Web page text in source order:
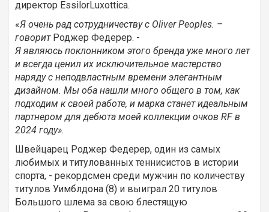
директор EssilorLuxottica.
«Я очень рад сотрудничеству с Oliver Peoples. –
говорит Роджер Федерер. -
Я являюсь поклонником этого бренда уже много лет
и всегда ценил их исключительное мастерство
наряду с неподвластным времени элегантным
дизайном. Мы оба нашли много общего в том, как
подходим к своей работе, и марка станет идеальным
партнером для дебюта моей коллекции очков RF в
2024 году».
Швейцарец Роджер Федерер, один из самых
любимых и титулованных теннисистов в истории
спорта, - рекордсмен среди мужчин по количеству
титулов Уимблдона (8) и выиграл 20 титулов
Большого шлема за свою блестящую